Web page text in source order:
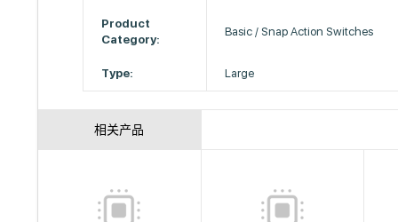
Product
Category:
Basic / Snap Action Switches
Type: Large
相关产品